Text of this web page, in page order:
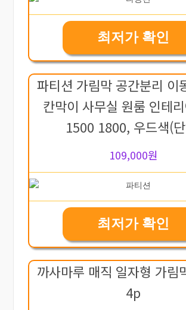
최저가 확인
파티션 가림막 공간분리 이
칸막이 사무실 원룸 인테
1500 1800, 우드색(
109,000원
최저가 확인
까사마루 매직 일자형 가림
4p